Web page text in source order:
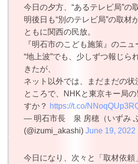
今日の夕方、“あるテレビ局”の
明後日も“別のテレビ局”の取材
ともに関西の民放。
『明石市のこども施策』のニュ
“地上波”でも、少しずつ報じら
きたが、
ネット以外では、まだまだの状
ところで、NHKと東京キー局
すか？ https://t.co/
— 明石市長 泉 房穂（いずみ ふ
(@izumi_akashi) June 19, 2022
今日になり、次々と「取材依頼